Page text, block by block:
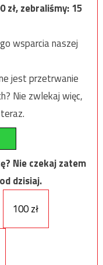
zł, zebraliśmy:15
wsparcia naszej
jest przetrwanie
Nie zwlekaj więc,
Nie czekaj zatem
dzisiaj.
100 zł